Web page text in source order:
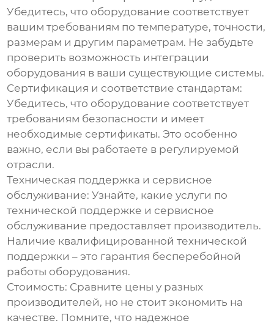
Убедитесь, что оборудование соответствует
вашим требованиям по температуре, точности,
размерам и другим параметрам. Не забудьте
проверить возможность интеграции
оборудования в ваши существующие системы.
Сертификация и соответствие стандартам:
Убедитесь, что оборудование соответствует
требованиям безопасности и имеет
необходимые сертификаты. Это особенно
важно, если вы работаете в регулируемой
отрасли.
Техническая поддержка и сервисное
обслуживание: Узнайте, какие услуги по
технической поддержке и сервисное
обслуживание предоставляет производитель.
Наличие квалифицированной технической
поддержки – это гарантия бесперебойной
работы оборудования.
Стоимость: Сравните цены у разных
производителей, но не стоит экономить на
качестве. Помните, что надежное